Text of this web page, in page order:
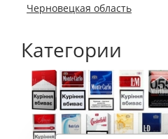
Черновецкая область
Категории